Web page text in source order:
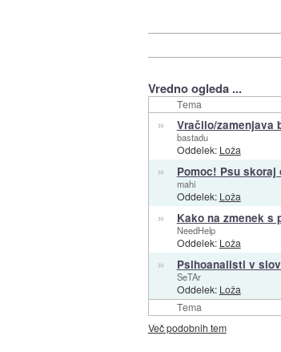
Vredno ogleda ...
Tema
Tema
» Vračilo/zamenjava
bastadu
Oddelek: Loža
» Pomoc! Psu skoraj
mahi
Oddelek: Loža
» Kako na zmenek s
NeedHelp
Oddelek: Loža
» Psihoanalisti v
SeTAr
Oddelek: Loža
Več podobnih tem